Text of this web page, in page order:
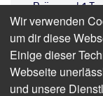
Präsenz | 1
(410,00 €
Wir verwenden
um dir diese
Einige dieser
Webseite
und unsere